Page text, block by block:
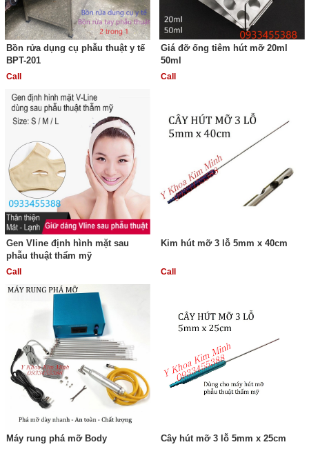
Bồn rửa dụng cụ phẫu thuật y tế
BPT-201
Call
Giá đỡ ống tiêm hút mỡ 20ml
50ml
Call
Gen Vline định hình mặt sau
phẫu thuật thẩm mỹ
Call
Kim hút mỡ 3 lỗ 5mm x 40cm
Call
Máy rung phá mỡ Body Cây hút mỡ 3 lỗ 5mm x 25cm